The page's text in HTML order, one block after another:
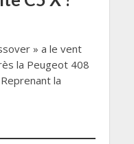
» a le vent
la Peugeot 408
la